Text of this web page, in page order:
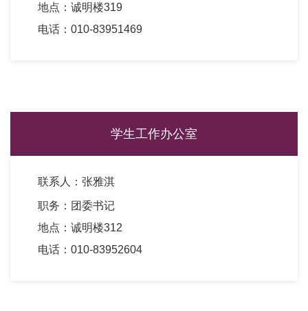
地点：诚明楼319
电话：010-83951469
学生工作办公室
联系人：张雅淇
职务：团委书记
地点：诚明楼312
电话：010-83952604